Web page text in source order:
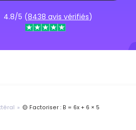
4.8/5 (8438 avis vérifiés)
🟡 Factoriser : B = 6x + 6 × 5